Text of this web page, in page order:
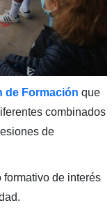
de Formación que
combinados
de
de interés